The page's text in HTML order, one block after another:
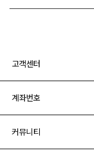
고객센터
계좌번호
커뮤니티